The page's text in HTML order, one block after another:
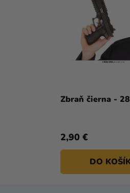
Zbraň čierna -
2,90 €
DO